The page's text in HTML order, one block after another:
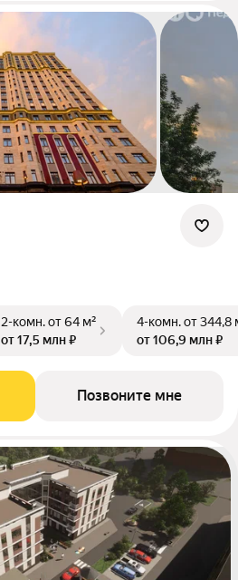
2-комн.от 64 м²
от 17,5 млн ₽
4-комн.от 344,8
от 106,9 млн ₽
Позвоните мне